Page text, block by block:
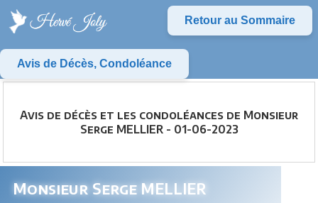
Retour au Sommaire
Avis de Décès, Condoléance
Avis de décès et les condoléances de Monsieur
Serge MELLIER - 01-06-2023
Monsieur Serge MELLIER